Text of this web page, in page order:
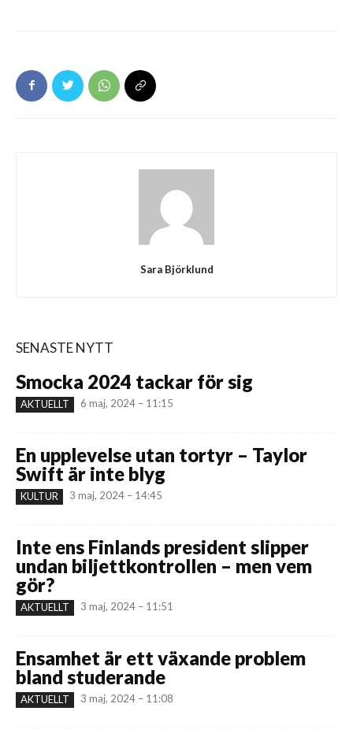
Sara Björklund
SENASTE NYTT
Smocka 2024 tackar för sig
AKTUELLT 6 maj, 2024 – 11:15
En upplevelse utan tortyr – Taylor
Swift är inte blyg
KULTUR 3 maj, 2024 – 14:45
Inte ens Finlands president slipper
undan biljettkontrollen – men vem
gör?
AKTUELLT 3 maj, 2024 – 11:51
Ensamhet är ett växande problem
bland studerande
AKTUELLT 3 maj, 2024 – 11:08